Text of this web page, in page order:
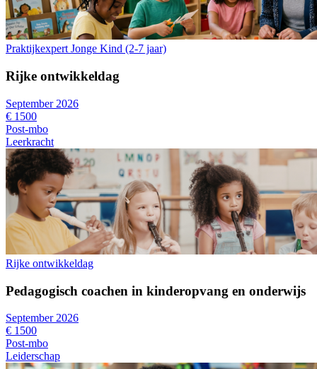
Praktijkexpert Jonge Kind (2-7 jaar)
Rijke ontwikkeldag
September 2026
€ 1500
Post-mbo
Leerkracht
Rijke ontwikkeldag
Pedagogisch coachen in kinderopvang en onderwijs
September 2026
€ 1500
Post-mbo
Leiderschap